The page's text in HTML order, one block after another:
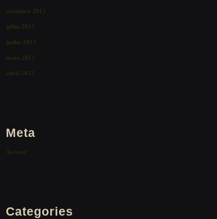
setembro 2013
julho 2013
junho 2013
maio 2013
abril 2013
Meta
Acessar
Categories